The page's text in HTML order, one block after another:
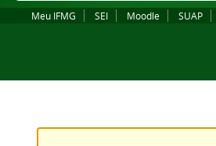
Meu IFMG SEI Moodle SUAP